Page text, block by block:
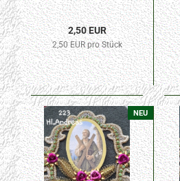
2,50 EUR
2,50 EUR pro Stück
NEU